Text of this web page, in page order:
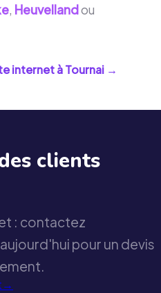
, Heuvellandou
internet àTournai →
clients
: contactez
pour un devis
→